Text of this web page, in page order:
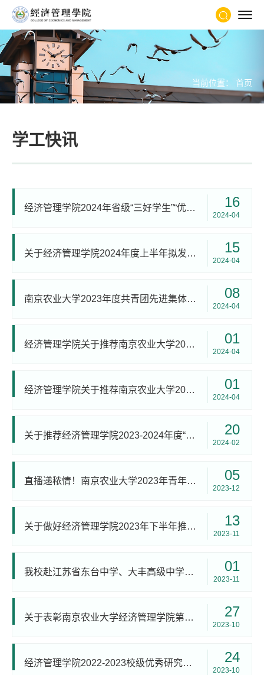
当前位置： 首页
学工快讯
经济管理学院2024年省级“三好学生”“优秀学生干部”“优秀毕业生”“先进班集体”推荐人选公示 16
2024-04
关于经济管理学院2024年度上半年拟发展新团员的公示 15
2024-04
南京农业大学2023年度共青团先进集体和个人学院推荐名单公示 08
2024-04
经济管理学院关于推荐南京农业大学2023年度“青年五四奖章”评选工作的通知 01
2024-04
经济管理学院关于推荐南京农业大学2023年度共青团先进集体和个人评选工作的通知 01
2024-04
关于推荐经济管理学院2023-2024年度“中国大学生自强之星”奖学金校级候选人的公示 20
2024-02
直播递秾情！南京农业大学2023年青年助力乡村振兴直播大赛圆满落幕 05
2023-12
关于做好经济管理学院2023年下半年推荐优秀团员作为入党积极分子工作的通知 13
2023-11
我校赴江苏省东台中学、大丰高级中学开展“科普讲座进中学”招生宣传活动 01
2023-11
关于表彰南京农业大学经济管理学院第四届卜凯本科生论坛主题征文活动优秀获奖作品的决定 27
2023-10
经济管理学院2022-2023校级优秀研究生干部拟推荐名单公示 24
2023-10